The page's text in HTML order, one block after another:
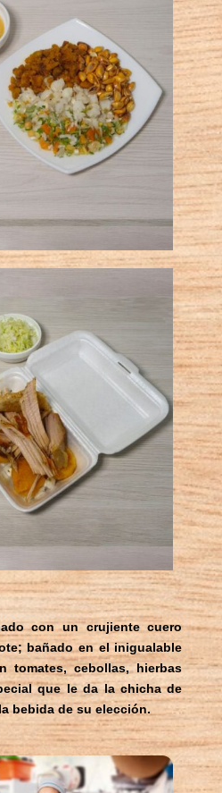
con un crujiente cuero
bañado en el inigualable
tomates, cebollas, hierbas
que le da la chicha de
bebida de su elección.